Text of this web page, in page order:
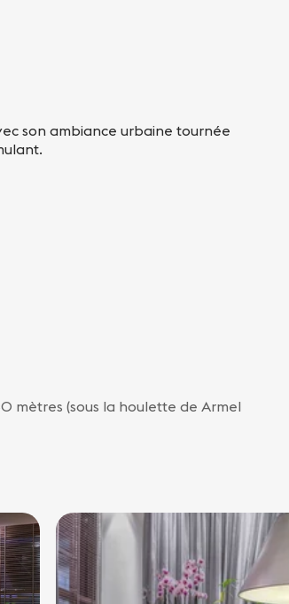
son ambiance urbaine tournée
mètres (sous la houlette de Armel